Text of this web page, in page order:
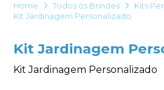
Home Todos os Brindes
Kits
Kit Jardinagem Personalizado
Kit Jardinagem
Kit Jardinagem Personalizado
de marketing. Você pode alterar
qualquer momento.
Iniciar